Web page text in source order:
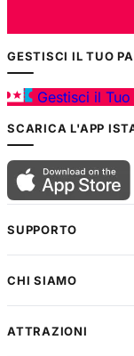
GESTISCI IL TUO
Gestisci il Tuo
SCARICA L'APP
SUPPORTO
CHI SIAMO
ATTRAZIONI